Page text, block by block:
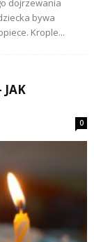
dojrzewania
bywa
Krople...
JAK
0